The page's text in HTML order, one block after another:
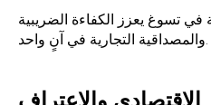
تسوغ يعزز الكفاءة الضريبية
والمصداقية التجارية في آنٍ واحد.